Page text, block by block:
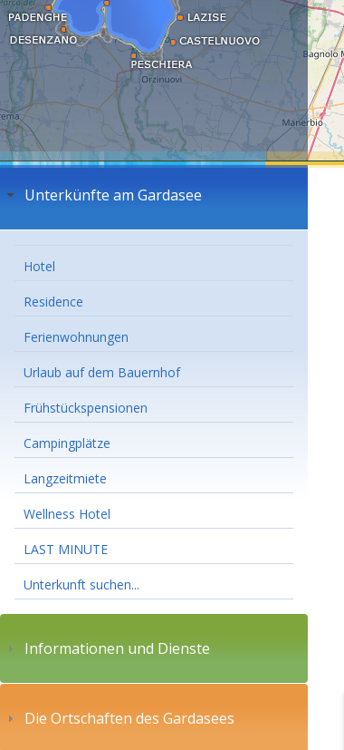
Unterkünfte am Gardasee
Hotel
Residence
Ferienwohnungen
Urlaub auf dem Bauernhof
Frühstückspensionen
Campingplätze
Langzeitmiete
Wellness Hotel
LAST MINUTE
Unterkunft suchen...
Informationen und Dienste
Die Ortschaften des Gardasees